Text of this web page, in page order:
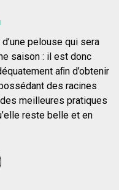
pelouse qui sera
saison : il est donc
aﬁn d’obtenir
des racines
meilleures pratiques
reste belle et en